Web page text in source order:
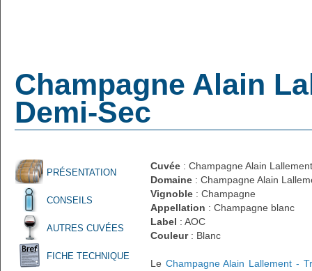
Champagne Alain
Demi-Sec
PRÉSENTATION
CONSEILS
AUTRES CUVÉES
FICHE TECHNIQUE
Cuvée : Champagne Alain
Domaine : Champagne Alain
Vignoble : Champagne
Appellation : Champagne blanc
Label : AOC
Couleur: Blanc
Le Champagne Alain Lallement -